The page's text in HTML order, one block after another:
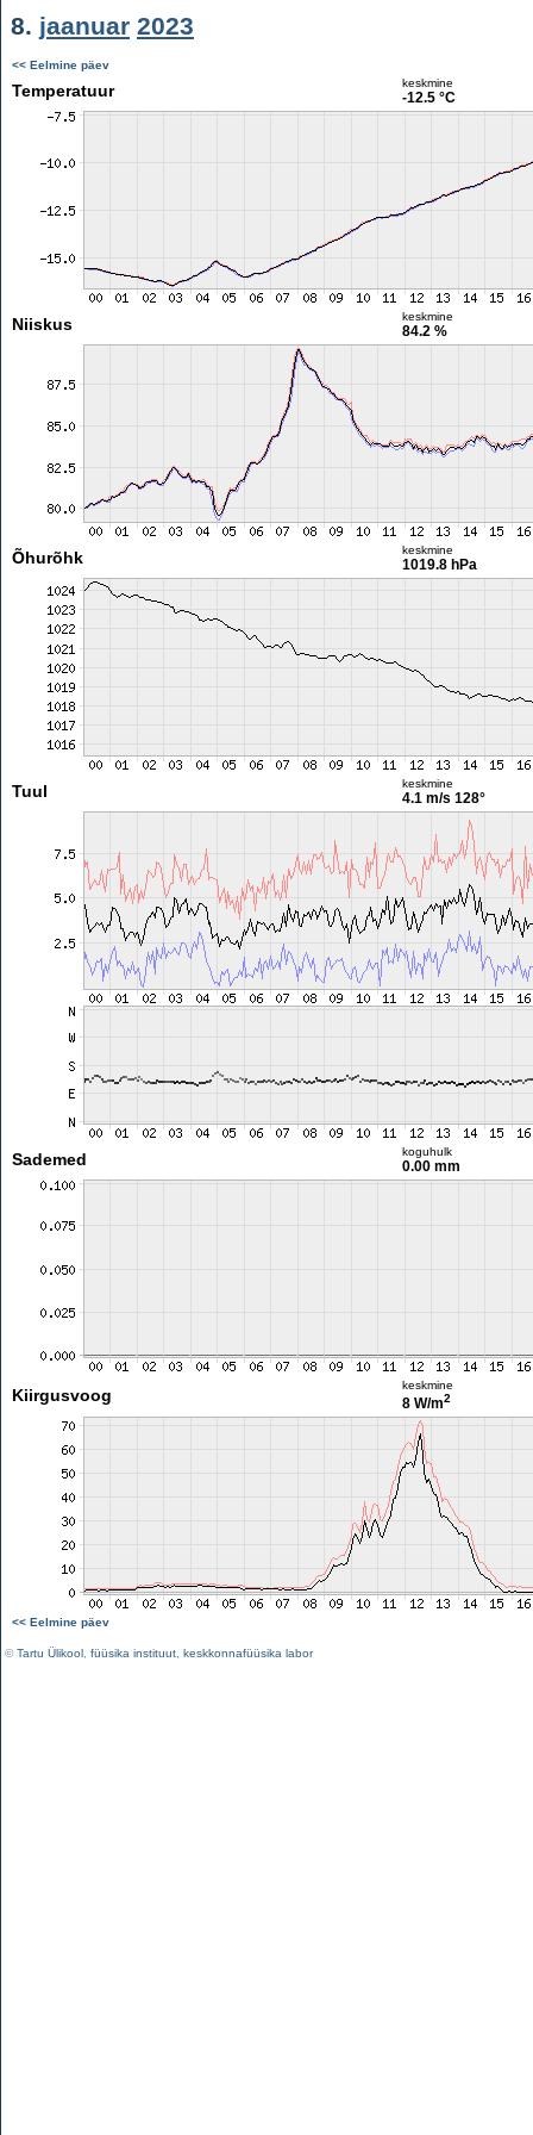
8. jaanuar 2023
<< Eelmine päev
Temperatuur keskmine
-12.5 °C
Niiskus keskmine
84.2 %
Õhurõhk keskmine
1019.8 hPa
Tuul keskmine
4.1 m/s 128°
Sademed koguhulk
0.00 mm
Kiirgusvoog
keskmine
8 W/m2
<< Eelmine päev
©Tartu Ülikool füüsika instituut keskkonnafüüsika labor